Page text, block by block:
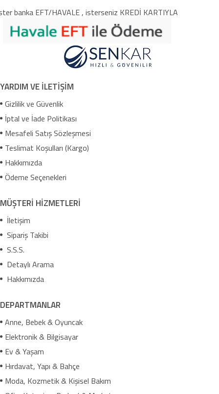
banka EFT/HAVALE , isterseniz KREDİ KARTIYLA
YARDIM VE İLETİŞİM
Gizlilik ve Güvenlik
İptal ve İade Politikası
Mesafeli Satış Sözleşmesi
Teslimat Koşulları (Kargo)
Hakkımızda
Ödeme Seçenekleri
MÜŞTERİ HİZMETLERİ
İletişim
Sipariş Takibi
S.S.S.
Detaylı Arama
Hakkımızda
DEPARTMANLAR
Anne, Bebek & Oyuncak
Elektronik & Bilgisayar
Ev & Yaşam
Hırdavat, Yapı & Bahçe
Moda, Kozmetik & Kişisel Bakım